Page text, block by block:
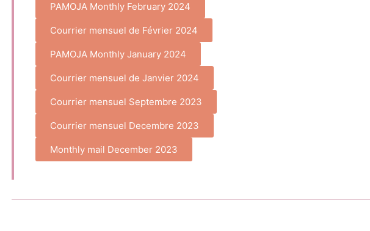
PAMOJA Monthly February 2024
Courrier mensuel de Février 2024
PAMOJA Monthly January 2024
Courrier mensuel de Janvier 2024
Courrier mensuel Septembre 2023
Courrier mensuel Decembre 2023
Monthly mail December 2023